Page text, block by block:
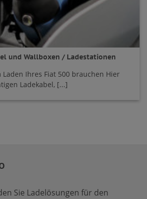
und Wallboxen / Ladestationen
Laden Ihres Fiat 500 brauchen Hier
Ladekabel, [...]
Sie Ladelösungen für den